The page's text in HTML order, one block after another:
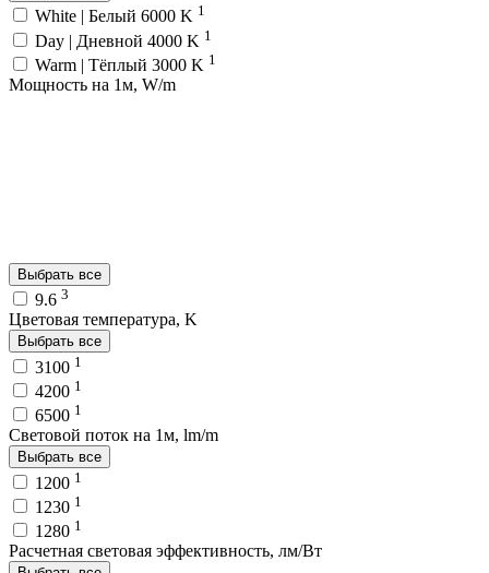
White | Белый 6000 K 1
Day | Дневной 4000 K 1
Warm | Тёплый 3000 K 1
Мощность на 1м, W/m
Выбрать все
9.6 3
Цветовая температура, K
Выбрать все
3100 1
4200 1
6500 1
Световой поток на 1м, lm/m
Выбрать все
1200 1
1230 1
1280 1
Расчетная световая эффективность, лм/Вт